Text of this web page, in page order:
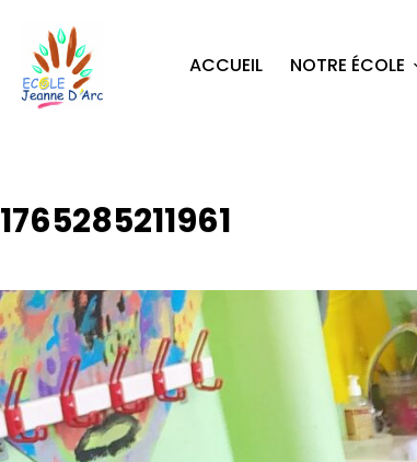
ACCUEIL NOTRE ÉCOLE
1765285211961